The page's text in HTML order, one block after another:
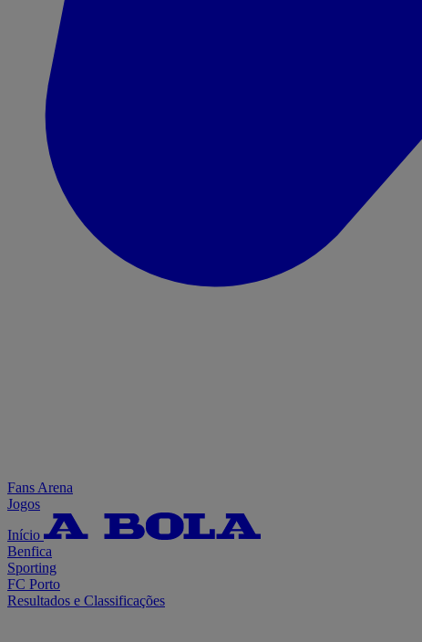
Fans Arena
Jogos
Início
Benfica
Sporting
FC Porto
Resultados e Classificações